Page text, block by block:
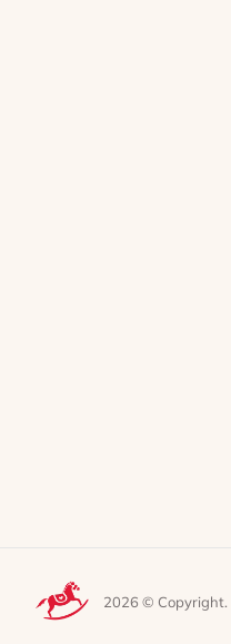
2026 © Copyright.